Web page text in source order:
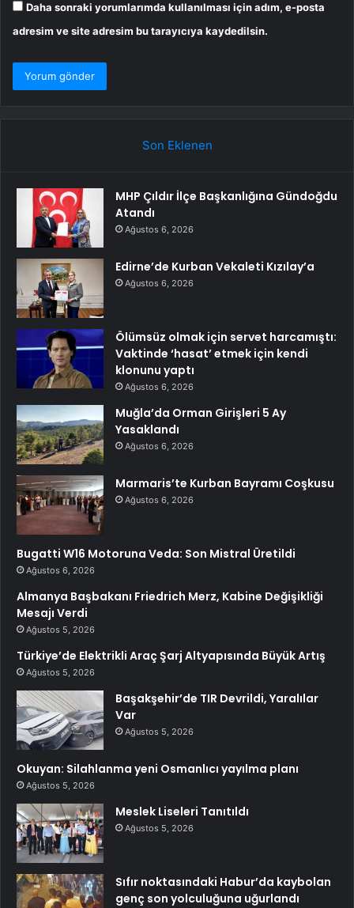
Daha sonraki yorumlarımda kullanılması için adım, e-posta
adresim ve site adresim bu tarayıcıya kaydedilsin.
Son Eklenen
MHP Çıldır İlçe Başkanlığına Gündoğdu
Atandı
Ağustos 6, 2026
Edirne’de Kurban Vekaleti Kızılay’a
Ağustos 6, 2026
Ölümsüz olmak için servet harcamıştı:
Vaktinde ‘hasat’ etmek için kendi
klonunu yaptı
Ağustos 6, 2026
Muğla’da Orman Girişleri 5 Ay
Yasaklandı
Ağustos 6, 2026
Marmaris’te Kurban Bayramı Coşkusu
Ağustos 6, 2026
Bugatti W16 Motoruna Veda: Son Mistral Üretildi
Ağustos 6, 2026
Almanya Başbakanı Friedrich Merz, Kabine Değişikliği
Mesajı Verdi
Ağustos 5, 2026
Türkiye’de Elektrikli Araç Şarj Altyapısında Büyük Artış
Ağustos 5, 2026
Başakşehir’de TIR Devrildi, Yaralılar
Var
Ağustos 5, 2026
Okuyan: Silahlanma yeni Osmanlıcı yayılma planı
Ağustos 5, 2026
Meslek Liseleri Tanıtıldı
Ağustos 5, 2026
Sıfır noktasındaki Habur’da kaybolan
genç son yolculuğuna uğurlandı